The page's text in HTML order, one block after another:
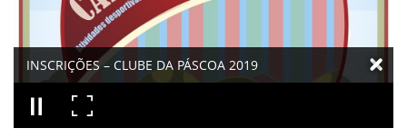
INSCRIÇÕES – CLUBE DA PÁSCOA 2019